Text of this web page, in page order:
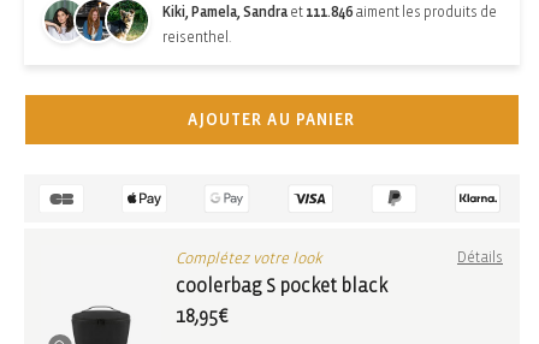
Kiki, Pamela, Sandra et 111.846 aiment les produits de
reisenthel.
AJOUTER AU PANIER
Complétez votre look Détails
coolerbag S pocket black
18,95€